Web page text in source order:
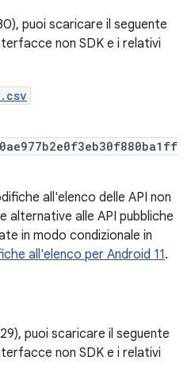
puoi scaricare il seguente
non SDK e i relativi
all'elenco delle API non
alternative alle API pubbliche
in modo condizionale in
all'elenco per Android 11.
puoi scaricare il seguente
non SDK e i relativi